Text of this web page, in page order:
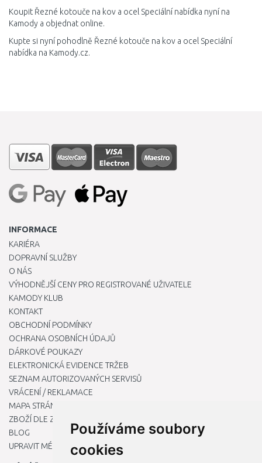
Používáme soubory
cookies
Koupit Řezné kotouče na kov a ocel Speciální nabídka nyní na
Kamody a objednat online.
Kupte si nyní pohodlně Řezné kotouče na kov a ocel Speciální
nabídka na Kamody.cz.
INFORMACE
KARIÉRA
DOPRAVNÍ SLUŽBY
O NÁS
VÝHODNĚJŠÍ CENY PRO REGISTROVANÉ UŽIVATELE
KAMODY KLUB
KONTAKT
OBCHODNÍ PODMÍNKY
OCHRANA OSOBNÍCH ÚDAJŮ
DÁRKOVÉ POUKAZY
ELEKTRONICKÁ EVIDENCE TRŽEB
SEZNAM AUTORIZOVANÝCH SERVISŮ
VRÁCENÍ / REKLAMACE
MAPA STRÁNKY
ZBOŽÍ DLE ZNAČEK
BLOG
UPRAVIT MÉ PŘEDVOLBY COOKIES